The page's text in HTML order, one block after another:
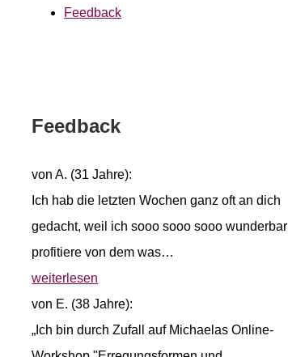
Feedback
Feedback
von A. (31 Jahre):
Ich hab die letzten Wochen ganz oft an dich
gedacht, weil ich sooo sooo sooo wunderbar
profitiere von dem was…
weiterlesen
von E. (38 Jahre):
„Ich bin durch Zufall auf Michaelas Online-